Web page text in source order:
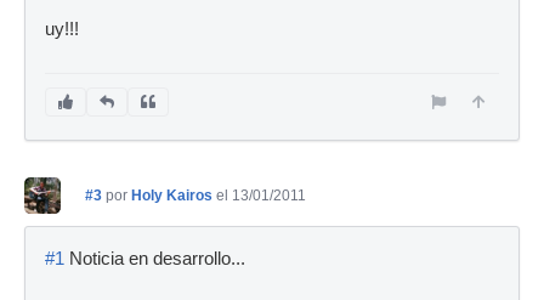
uy!!!
#3 por Holy Kairos el 13/01/2011
#1 Noticia en desarrollo...